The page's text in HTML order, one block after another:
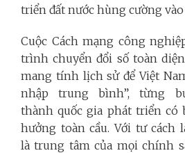
triển đất nước hùng cường vào
Cuộc Cách mạng công
trình chuyển đổi số toàn
mang tính lịch sử để Việt
nhập trung bình”, từng
thành quốc gia phát triển có
hưởng toàn cầu. Với tư cách
là trung tâm của mọi chính